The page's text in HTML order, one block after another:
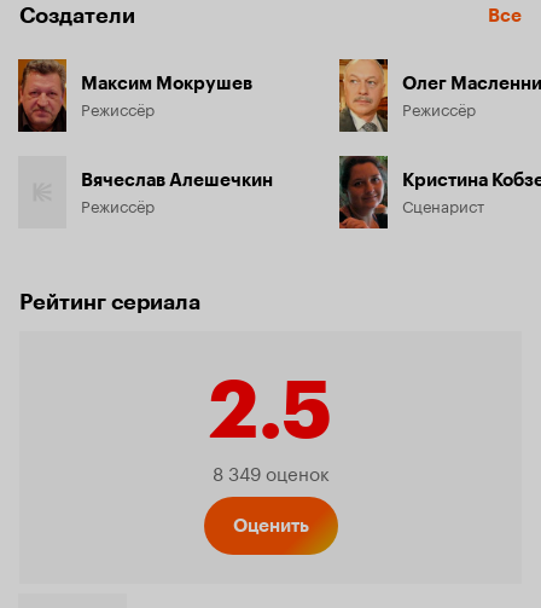
Создатели Все
Максим Мокрушев
Режиссёр
Вячеслав Алешечкин
Режиссёр
Олег
Режиссёр
Кристина
Сценарист
Рейтинг сериала
2.5
Рейтинг
8 349 оценок
Оценить